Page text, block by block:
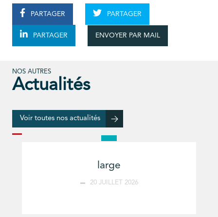
PARTAGER PARTAGER
PARTAGER ENVOYER PAR MAIL
NOS AUTRES
Actualités
Voir toutes nos actualités
large
20 JUILLET 2026